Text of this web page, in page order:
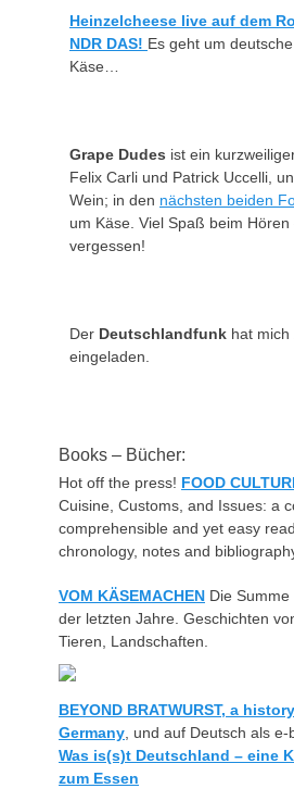
Heinzelcheese live auf dem
NDR DAS! Es geht um
Käse…
Grape Dudes ist ein
Felix Carli und Patrick Uccelli,
Wein; in den nächsten beiden
um Käse. Viel Spaß beim
vergessen!
Der Deutschlandfunk hat mich
eingeladen.
Books – Bücher:
Hot off the press! FOOD
Cuisine, Customs, and Issues: a
comprehensible and yet easy
chronology, notes and
VOM KÄSEMACHEN Die
der letzten Jahre. Geschichten
Tieren, Landschaften.
BEYOND BRATWURST, a
Germany , und auf Deutsch als
Was is(s)t Deutschland – eine
zum Essen